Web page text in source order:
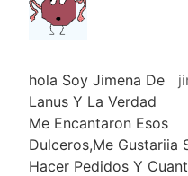
hola Soy Jimena De
Lanus Y La Verdad
Me Encantaron Esos
Dulceros,Me Gustariia
Hacer Pedidos Y